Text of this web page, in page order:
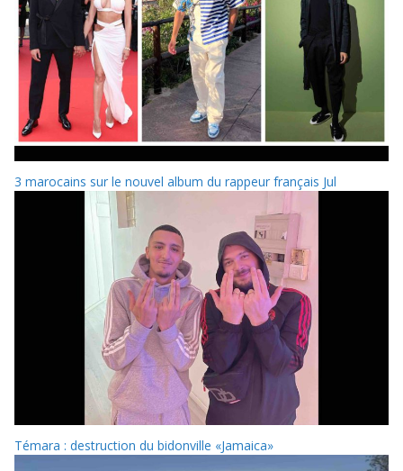
3 marocains sur le nouvel album du rappeur français Jul
Témara : destruction du bidonville «Jamaica»